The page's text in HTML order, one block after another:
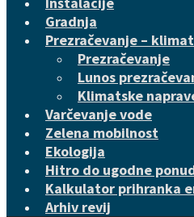
Gradnja
Prezračevanje –
Prezračevanje
Lunos
Klimatske
Varčevanje vode
Zelena mobilnost
Ekologija
Hitro do ugodne
Kalkulator prihranka
Arhiv revij